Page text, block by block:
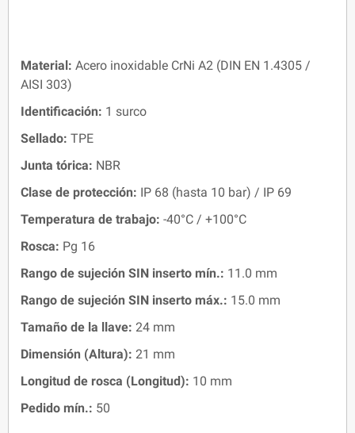
Material: Acero inoxidable CrNi A2 (DIN EN 1.4305 /
AISI 303)
Identificación: 1 surco
Sellado: TPE
Junta tórica: NBR
Clase de protección: IP 68 (hasta 10 bar) / IP 69
Temperatura de trabajo: -40°C / +100°C
Rosca: Pg 16
Rango de sujeción SIN inserto mín.: 11.0 mm
Rango de sujeción SIN inserto máx.: 15.0 mm
Tamaño de la llave: 24 mm
Dimensión (Altura): 21 mm
Longitud de rosca (Longitud): 10 mm
Pedido mín.: 50